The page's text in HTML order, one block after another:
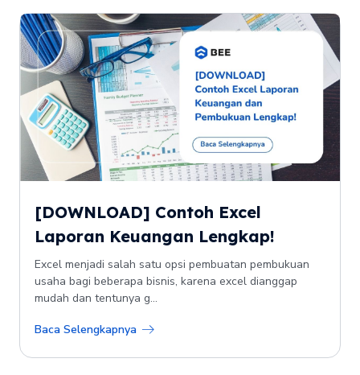
[DOWNLOAD] Contoh Excel
Laporan Keuangan Lengkap!
Excel menjadi salah satu opsi pembuatan pembukuan
usaha bagi beberapa bisnis, karena excel dianggap
mudah dan tentunya g...
Baca Selengkapnya